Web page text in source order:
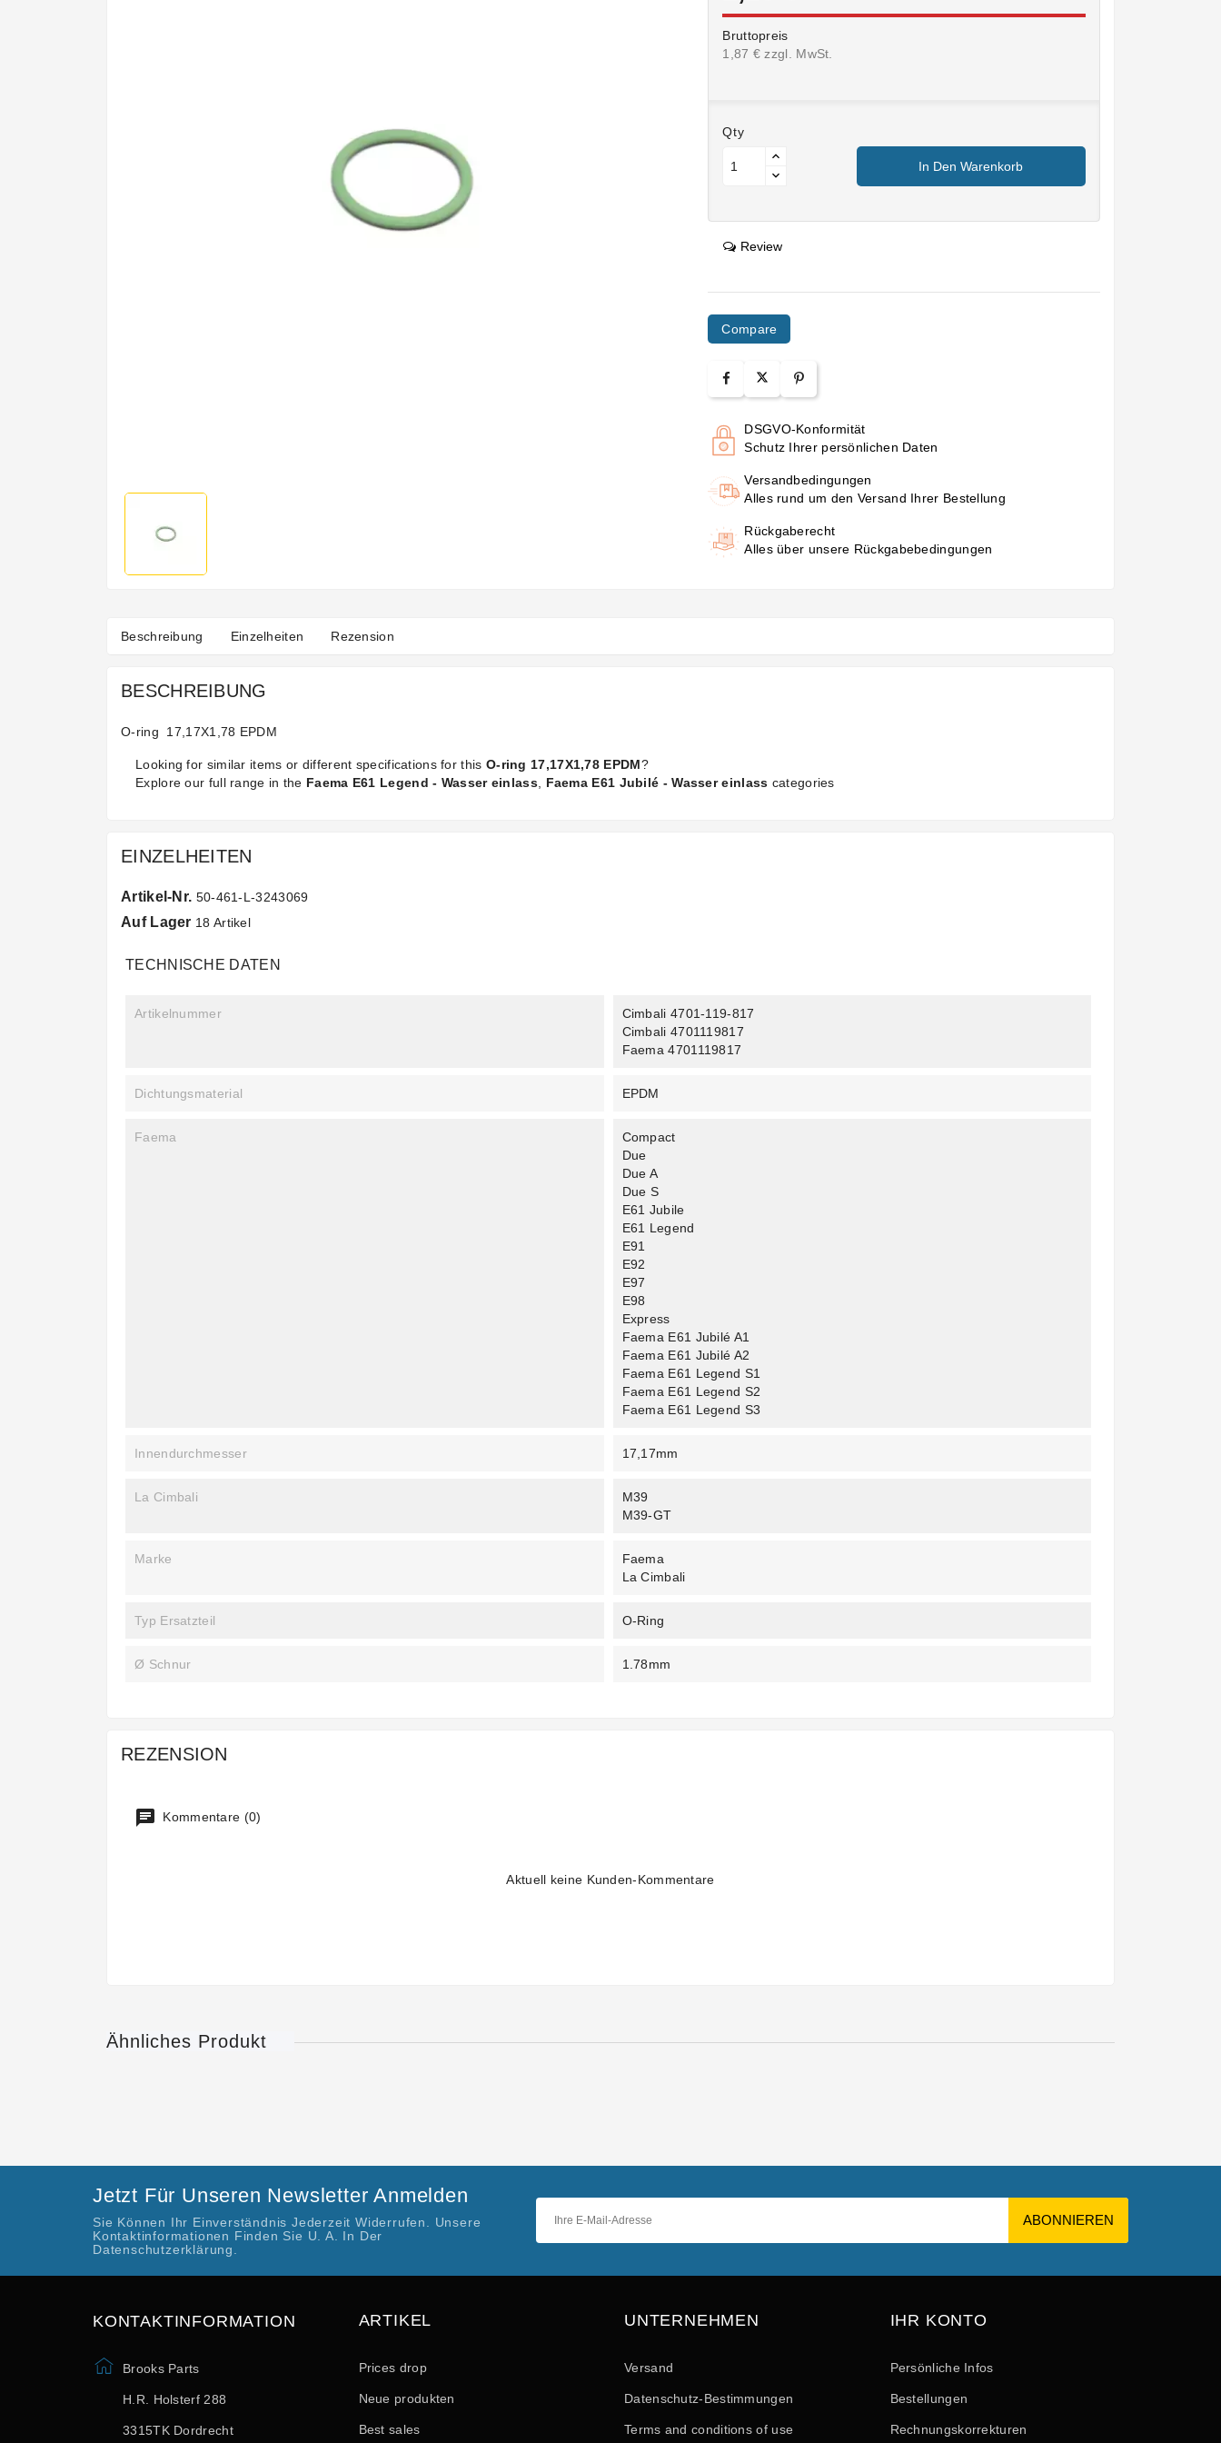
Bruttopreis
1,87 € zzgl. MwSt.
Qty
In Den Warenkorb
Review
Compare
DSGVO-Konformität
Schutz Ihrer persönlichen Daten
Versandbedingungen
Alles rund um den Versand Ihrer Bestellung
Rückgaberecht
Alles über unsere Rückgabebedingungen
Beschreibung Einzelheiten Rezension
BESCHREIBUNG
O-ring 17,17X1,78 EPDM
Looking for similar items or different specifications for this O-ring 17,17X1,78 EPDM?
Explore our full range in the Faema E61 Legend - Wasser einlass, Faema E61 Jubilé - Wasser einlass categories
EINZELHEITEN
Artikel-Nr. 50-461-L-3243069
Auf Lager 18 Artikel
TECHNISCHE DATEN
Artikelnummer
Cimbali 4701-119-817
Cimbali 4701119817
Faema 4701119817
Dichtungsmaterial EPDM
Faema
Compact
Due
Due A
Due S
E61 Jubile
E61 Legend
E91
E92
E97
E98
Express
Faema E61 Jubilé A1
Faema E61 Jubilé A2
Faema E61 Legend S1
Faema E61 Legend S2
Faema E61 Legend S3
Innendurchmesser 17,17mm
La Cimbali
M39
M39-GT
Marke
Faema
La Cimbali
Typ Ersatzteil O-Ring
Ø Schnur 1.78mm
REZENSION
Kommentare (0)
Aktuell keine Kunden-Kommentare
Ähnliches Produkt
Jetzt Für Unseren Newsletter Anmelden
Sie Können Ihr Einverständnis Jederzeit Widerrufen. Unsere
Kontaktinformationen Finden Sie U. A. In Der
Datenschutzerklärung.
KONTAKTINFORMATION
Brooks Parts
H.R. Holsterf 288
3315TK Dordrecht
ARTIKEL
Prices drop
Neue produkten
Best sales
UNTERNEHMEN
Versand
Datenschutz-Bestimmungen
Terms and conditions of use
IHR KONTO
Persönliche Infos
Bestellungen
Rechnungskorrekturen